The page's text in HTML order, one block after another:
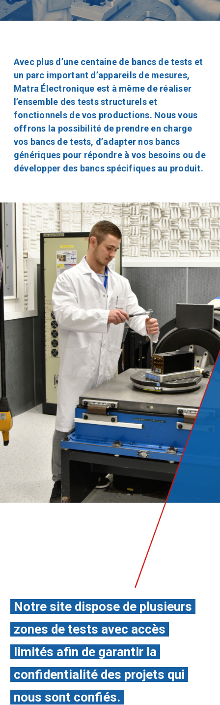
Avec plus d’une centaine de bancs de tests et
un parc important d’appareils de mesures,
Matra Électronique est à même de réaliser
l’ensemble des tests structurels et
fonctionnels de vos productions. Nous vous
offrons la possibilité de prendre en charge
vos bancs de tests, d’adapter nos bancs
génériques pour répondre à vos besoins ou de
développer des bancs spécifiques au produit.
Notre site dispose de plusieurs
zones de tests avec accès
limités afin de garantir la
confidentialité des projets qui
nous sont confiés.